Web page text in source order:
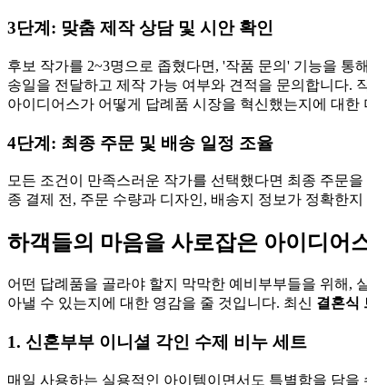
3단계: 맞춤 제작 상담 및 시안 확인
후보 작가를 2~3명으로 좁혔다면, '작품 문의' 기능을 통
송일을 전달하고 제작 가능 여부와 견적을 문의합니다.
아이디어스가 어떻게 답례품 시장을 혁신했는지에 대한
4단계: 최종 주문 및 배송 일정 조율
모든 조건이 만족스러운 작가를 선택했다면 최종 주문
종 결제 전, 주문 수량과 디자인, 배송지 정보가 정확한
하객들의 마음을 사로잡은 아이디어
어떤 답례품을 골라야 할지 막막한 예비부부들을 위해,
아낼 수 있는지에 대한 영감을 줄 것입니다. 최신 결혼식
1. 신혼부부 이니셜 각인 수제 비누 세트
매일 사용하는 실용적인 아이템이면서도 특별함을 담